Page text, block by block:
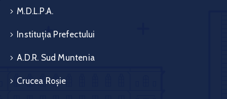
M.D.L.P.A.
Instituția Prefectului
A.D.R. Sud Muntenia
Crucea Roșie